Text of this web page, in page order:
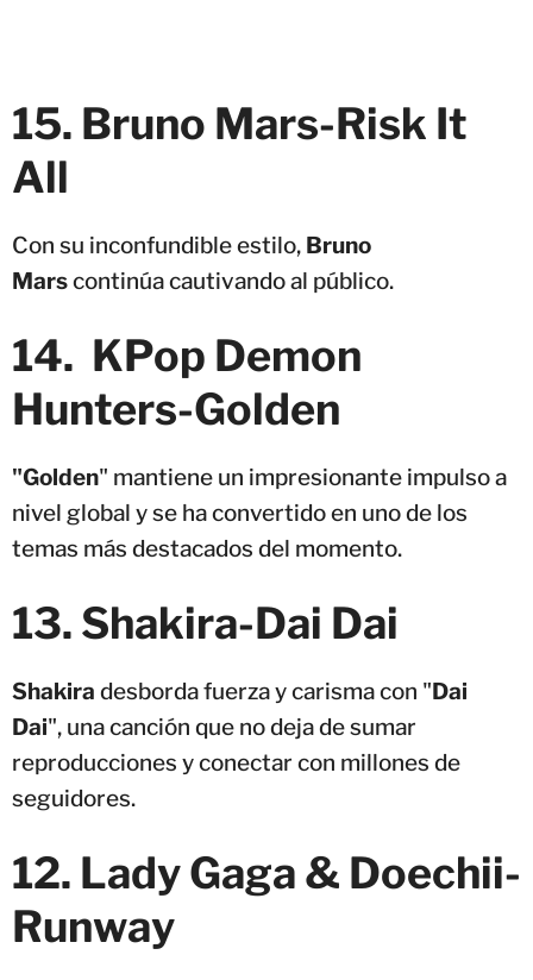
15. Bruno Mars-Risk It
All
Con su inconfundible estilo, Bruno
Marscontinúa cautivando al público.
14. KPop Demon
Hunters-Golden
"Golden" mantiene un impresionante impulso a
nivel global y se ha convertido en uno de los
temas más destacados del momento.
13. Shakira-Dai Dai
Shakira desborda fuerza y carisma con "Dai
Dai", una canción que no deja de sumar
reproducciones y conectar con millones de
seguidores.
12. Lady Gaga & Doechii-
Runway